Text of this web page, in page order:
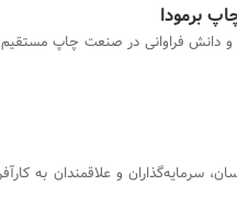
برمودا
و دانش فراوانی در صنعت چاپ
سرمایه‌گذاران و علاقمندان به